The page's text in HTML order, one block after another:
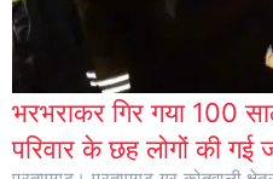
भरभराकर गिर गया 100
परिवार के छह लोगों की गई